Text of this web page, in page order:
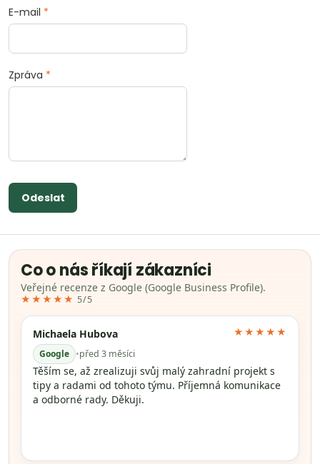
E-mail *
Zpráva *
Odeslat
Co o nás říkají zákazníci
Veřejné recenze z Google (Google Business Profile).
★★★★★ 5/5
Michaela Hubova
Google •před 3 měsíci
★★★★★
Těším se, až zrealizuji svůj malý zahradní projekt s
tipy a radami od tohoto týmu. Příjemná komunikace
a odborné rady. Děkuji.